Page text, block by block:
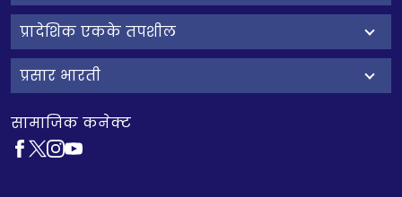
प्रादेशिक एकके तपशील
प्रसार भारती
सामाजिक कनेक्ट